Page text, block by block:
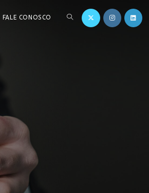
FALE CONOSCO